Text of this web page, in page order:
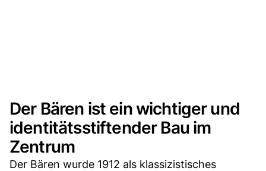
Der Bären ist ein wichtiger und
identitätsstiftender Bau im
Zentrum
Der Bären wurde 1912 als klassizistisches